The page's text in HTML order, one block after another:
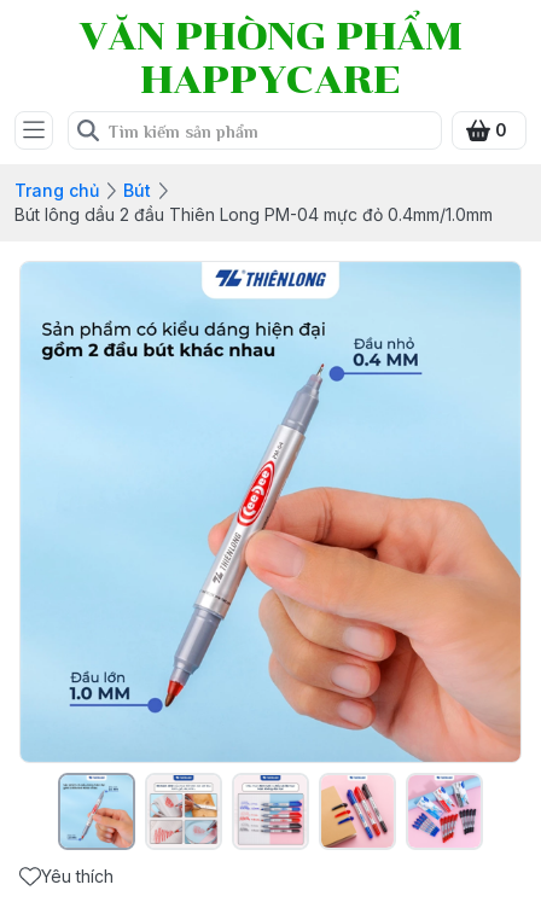
VĂN PHÒNG PHẨM
HAPPYCARE
0
Trang chủ
Bút
Bút lông dầu 2 đầu Thiên Long PM-04 mực đỏ 0.4mm/1.0mm
Yêu thích